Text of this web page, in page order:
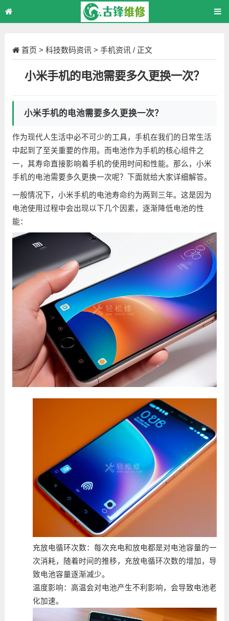
首页 > 科技数码资讯 > 手机资讯 / 正文
小米手机的电池需要多久更换一次？
小米手机的电池需要多久更换一次？
作为现代人生活中必不可少的工具，手机在我们的日常生活
中起到了至关重要的作用。而电池作为手机的核心组件之
一，其寿命直接影响着手机的使用时间和性能。那么，小米
手机的电池需要多久更换一次呢？下面就给大家详细解答。
一般情况下，小米手机的电池寿命约为两到三年。这是因为
电池使用过程中会出现以下几个因素，逐渐降低电池的性
能：
充放电循环次数：每次充电和放电都是对电池容量的一
次消耗，随着时间的推移，充放电循环次数的增加，导
致电池容量逐渐减少。
温度影响：高温会对电池产生不利影响，会导致电池老
化加速。